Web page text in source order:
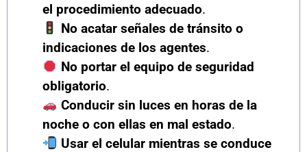
el procedimiento adecuado.
No acatar señales de tránsito o
indicaciones de los agentes.
No portar el equipo de seguridad
obligatorio.
Conducir sin luces en horas de la
noche o con ellas en mal estado.
Usar el celular mientras se conduce